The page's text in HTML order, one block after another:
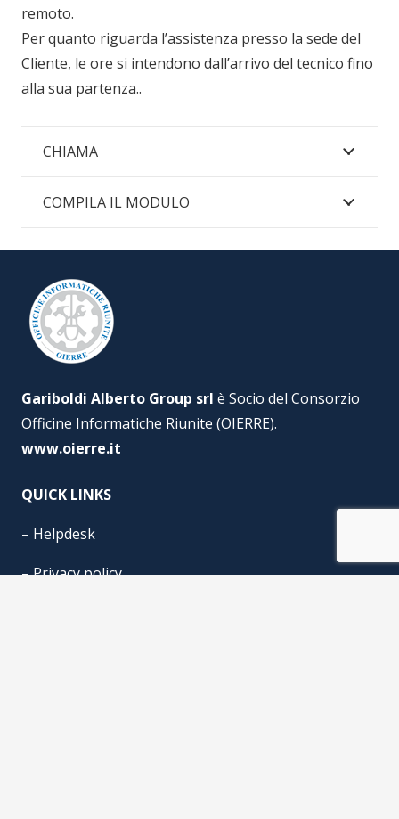
remoto.
Per quanto riguarda l’assistenza presso la sede del
Cliente, le ore si intendono dall’arrivo del tecnico fino
alla sua partenza..
CHIAMA
COMPILA IL MODULO
Gariboldi Alberto Group srl è Socio del Consorzio
Officine Informatiche Riunite (OIERRE).
www.oierre.it
QUICK LINKS
– Helpdesk
–Privacy policy